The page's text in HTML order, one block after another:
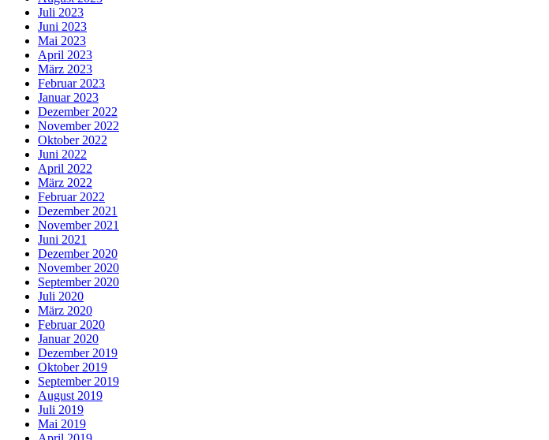
Juli 2023
Juni 2023
Mai 2023
April 2023
März 2023
Februar 2023
Januar 2023
Dezember 2022
November 2022
Oktober 2022
Juni 2022
April 2022
März 2022
Februar 2022
Dezember 2021
November 2021
Juni 2021
Dezember 2020
November 2020
September 2020
Juli 2020
März 2020
Februar 2020
Januar 2020
Dezember 2019
Oktober 2019
September 2019
August 2019
Juli 2019
Mai 2019